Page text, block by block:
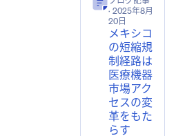
· 2025年8月
20日
メキシコ
の短縮規
制経路は
医療機器
市場アク
セスの変
革をもた
らす